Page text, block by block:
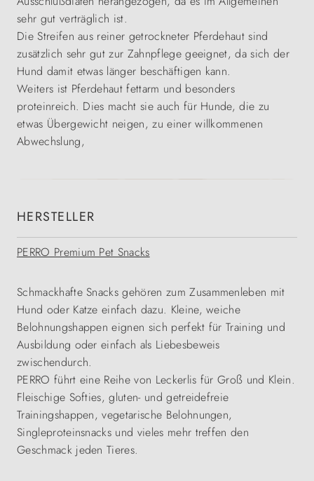
sehr gut verträglich ist.
Die Streifen aus reiner getrockneter Pferdehaut sind
zusätzlich sehr gut zur Zahnpflege geeignet, da sich der
Hund damit etwas länger beschäftigen kann.
Weiters ist Pferdehaut fettarm und besonders
proteinreich. Dies macht sie auch für Hunde, die zu
etwas Übergewicht neigen, zu einer willkommenen
Abwechslung,
HERSTELLER
PERRO Premium Pet Snacks
Schmackhafte Snacks gehören zum Zusammenleben mit
Hund oder Katze einfach dazu. Kleine, weiche
Belohnungshappen eignen sich perfekt für Training und
Ausbildung oder einfach als Liebesbeweis
zwischendurch.
PERRO führt eine Reihe von Leckerlis für Groß und Klein.
Fleischige Softies, gluten- und getreidefreie
Trainingshappen, vegetarische Belohnungen,
Singleproteinsnacks und vieles mehr treffen den
Geschmack jeden Tieres.